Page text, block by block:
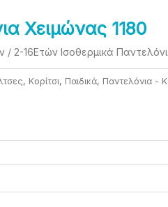
Χειμώνας 1180
/ 2-16Eτών Ισοθερμικά
, Κορίτσι, Παιδικά, Παντελόνια -